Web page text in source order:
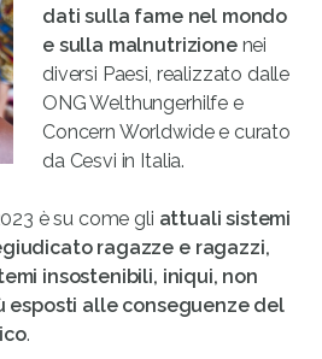
dati sulla fame nel mondo
e sulla malnutrizionenei
diversi Paesi, realizzato dalle
ONG Welthungerhilfe e
Concern Worldwide e curato
da Cesvi in Italia.
è su come gli attuali sistemi
ragazze e ragazzi,
insostenibili, iniqui, non
esposti alle conseguenze del
.